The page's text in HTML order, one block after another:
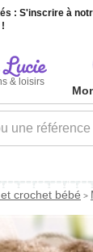
: S'inscrire à
& loisirs
une référence
crochet bébé >